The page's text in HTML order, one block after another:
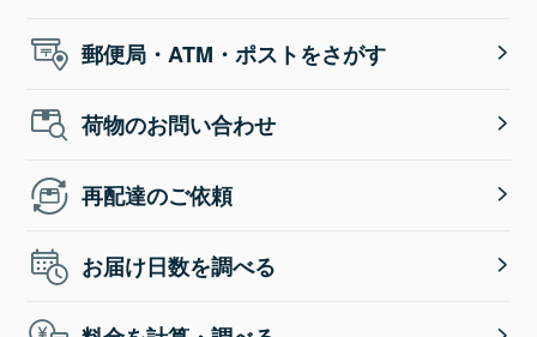
郵便局・ATM・ポストをさがす
荷物のお問い合わせ
再配達のご依頼
お届け日数を調べる